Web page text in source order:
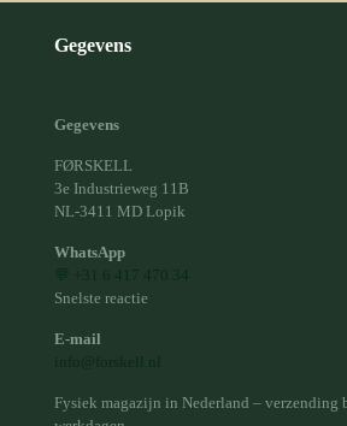
Gegevens
Gegevens
FØRSKELL
3e Industrieweg 11B
NL-3411 MD Lopik
WhatsApp
💬 +31 6 417 470 34
Snelste reactie
E-mail
info@forskell.nl
Fysiek magazijn in Nederland – verzending